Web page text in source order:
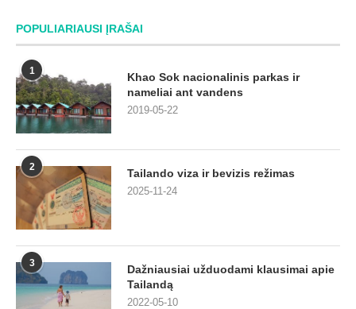
POPULIARIAUSI ĮRAŠAI
1
Khao Sok nacionalinis parkas ir
nameliai ant vandens
2019-05-22
2 Tailando viza ir bevizis režimas
2025-11-24
3
Dažniausiai užduodami klausimai apie
Tailandą
2022-05-10